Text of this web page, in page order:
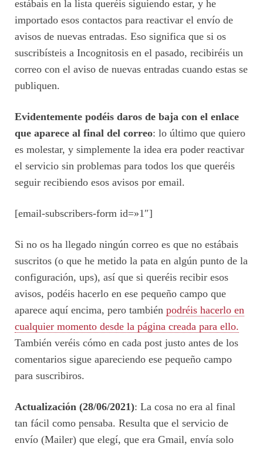
estábais en la lista queréis siguiendo estar, y he
importado esos contactos para reactivar el envío de
avisos de nuevas entradas. Eso significa que si os
suscribísteis a Incognitosis en el pasado, recibiréis un
correo con el aviso de nuevas entradas cuando estas se
publiquen.
Evidentemente podéis daros de baja con el enlace
que aparece al final del correo: lo último que quiero
es molestar, y simplemente la idea era poder reactivar
el servicio sin problemas para todos los que queréis
seguir recibiendo esos avisos por email.
[email-subscribers-form id=»1″]
Si no os ha llegado ningún correo es que no estábais
suscritos (o que he metido la pata en algún punto de la
configuración, ups), así que si queréis recibir esos
avisos, podéis hacerlo en ese pequeño campo que
aparece aquí encima, pero también podréis hacerlo en
cualquier momento desde la página creada para ello.
También veréis cómo en cada post justo antes de los
comentarios sigue apareciendo ese pequeño campo
para suscribiros.
Actualización (28/06/2021): La cosa no era al final
tan fácil como pensaba. Resulta que el servicio de
envío (Mailer) que elegí, que era Gmail, envía solo